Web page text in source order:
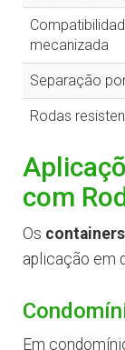
mecanizada
Separação
Rodas
com
Os
aplicação em
Em